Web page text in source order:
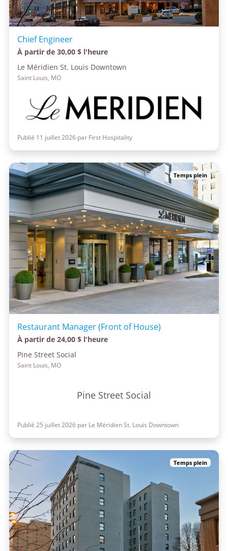
Chief Engineer
À partir de 30,00 $ l'heure
Le Méridien St. Louis Downtown
Saint Louis, MO
Publié 11 juillet 2026 par First Hospitality
Temps plein
Restaurant Manager (Front of House)
À partir de 24,00 $ l'heure
Pine Street Social
Saint Louis, MO
Pine Street Social
Publié 25 juillet 2026 par Le Méridien St. Louis Downtown
Temps plein